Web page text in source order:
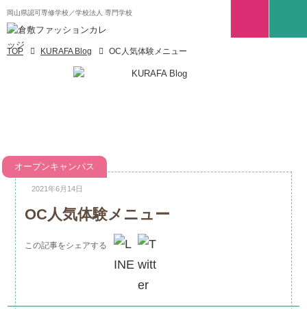
岡山県認可専修学校／学校法人 専門学校
TOP KURAFA Blog OC人気体験メニュー
オープンキャンパス
2021年6月14日
OC人気体験メニュー
この記事をシェアする